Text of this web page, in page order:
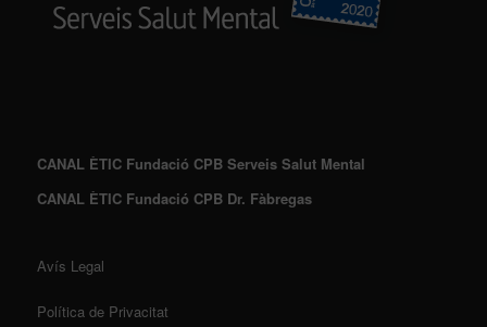
CANAL ÈTIC Fundació CPB Serveis Salut Mental
CANAL ÈTIC Fundació CPB Dr. Fàbregas
Avís Legal
Política de Privacitat